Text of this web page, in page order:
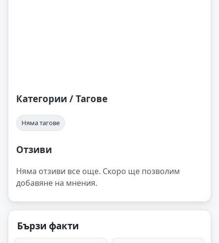
Категории / Тагове
Няма тагове
Отзиви
Няма отзиви все още. Скоро ще позволим
добавяне на мнения.
Бързи факти